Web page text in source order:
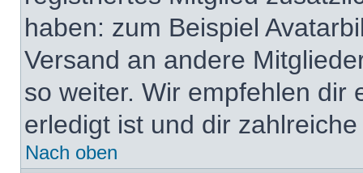
haben: zum Beispiel
Versand an andere
so weiter. Wir empfehlen dir
erledigt ist und dir
Nach oben